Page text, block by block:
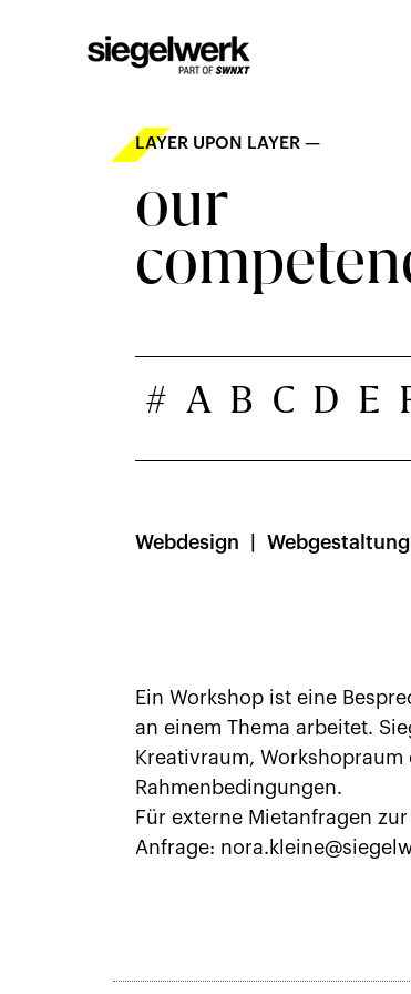
LAYER UPON LAYER —
our
# A B C D E
Webdesign Webgestaltung
Ein Workshop ist eine
an einem Thema arbeitet.
Kreativraum,
Rahmenbedingungen.
Für externe Mietanfragen
Anfrage: